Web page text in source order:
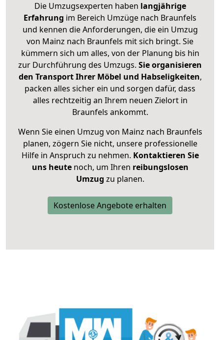
Die Umzugsexperten haben langjährige
Erfahrung im Bereich Umzüge nach Braunfels
und kennen die Anforderungen, die ein Umzug
von Mainz nach Braunfels mit sich bringt. Sie
kümmern sich um alles, von der Planung bis hin
zur Durchführung des Umzugs. Sie organisieren
den Transport Ihrer Möbel und Habseligkeiten,
packen alles sicher ein und sorgen dafür, dass
alles rechtzeitig an Ihrem neuen Zielort in
Braunfels ankommt.
Wenn Sie einen Umzug von Mainz nach Braunfels
planen, zögern Sie nicht, unsere professionelle
Hilfe in Anspruch zu nehmen. Kontaktieren Sie
uns heutenoch, um Ihren reibungslosen
Umzug zu planen.
Kostenlose Angebote erhalten